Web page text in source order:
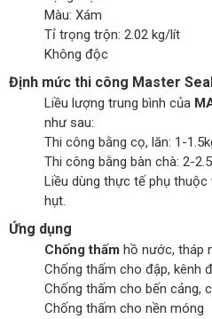
Màu: Xám
Tỉ trọng trộn: 2.02 kg/lít
Không độc
Định mức thi công Master
Liều lượng trung bình của
như sau:
Thi công bằng cọ, lăn: 1-
Thi công bằng bàn chà: 2-
Liều dùng thực tế phụ
hụt.
Ứng dụng
Chống thấm hồ nước, tháp
Chống thấm cho đập, kênh
Chống thấm cho bến cảng,
Chống thấm cho nền móng